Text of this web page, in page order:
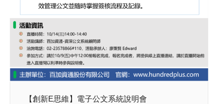
【創新E思維】電子公文系統說明會